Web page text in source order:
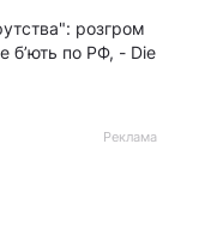
розгром
бʼють по РФ, - Die
Реклама